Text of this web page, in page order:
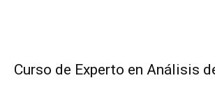
Curso de Experto en Análisis